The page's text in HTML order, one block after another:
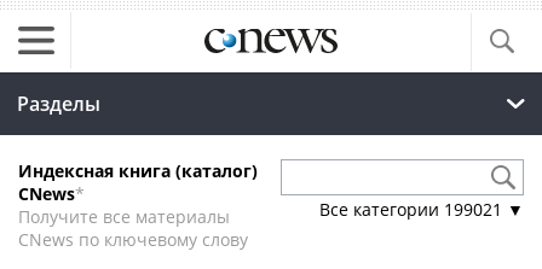
Разделы
Индексная книга (каталог)
CNews*
Получите все материалы
CNews по ключевому слову
Все категории 199021 ▼